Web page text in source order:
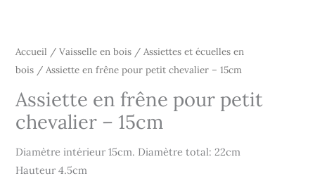
Accueil /Vaisselle en bois / Assiettes et écuelles en
bois / Assiette en frêne pour petit chevalier – 15cm
Assiette en frêne pour petit
chevalier – 15cm
Diamètre intérieur 15cm. Diamètre total: 22cm
Hauteur 4.5cm